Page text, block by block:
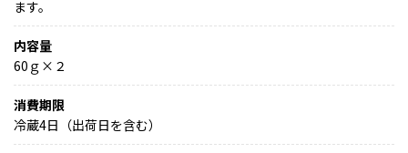
ます。
内容量
60ｇ×２
消費期限
冷蔵4日（出荷日を含む）